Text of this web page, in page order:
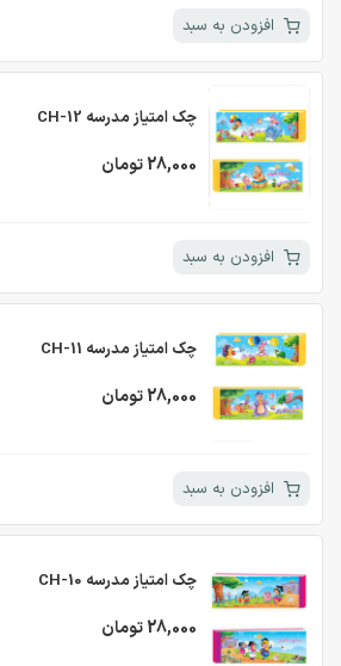
افزودن به سبد
چک امتیاز مدرسه CH-12
28,000 تومان
افزودن به سبد
چک امتیاز مدرسه CH-11
28,000 تومان
افزودن به سبد
چک امتیاز مدرسه CH-10
28,000 تومان